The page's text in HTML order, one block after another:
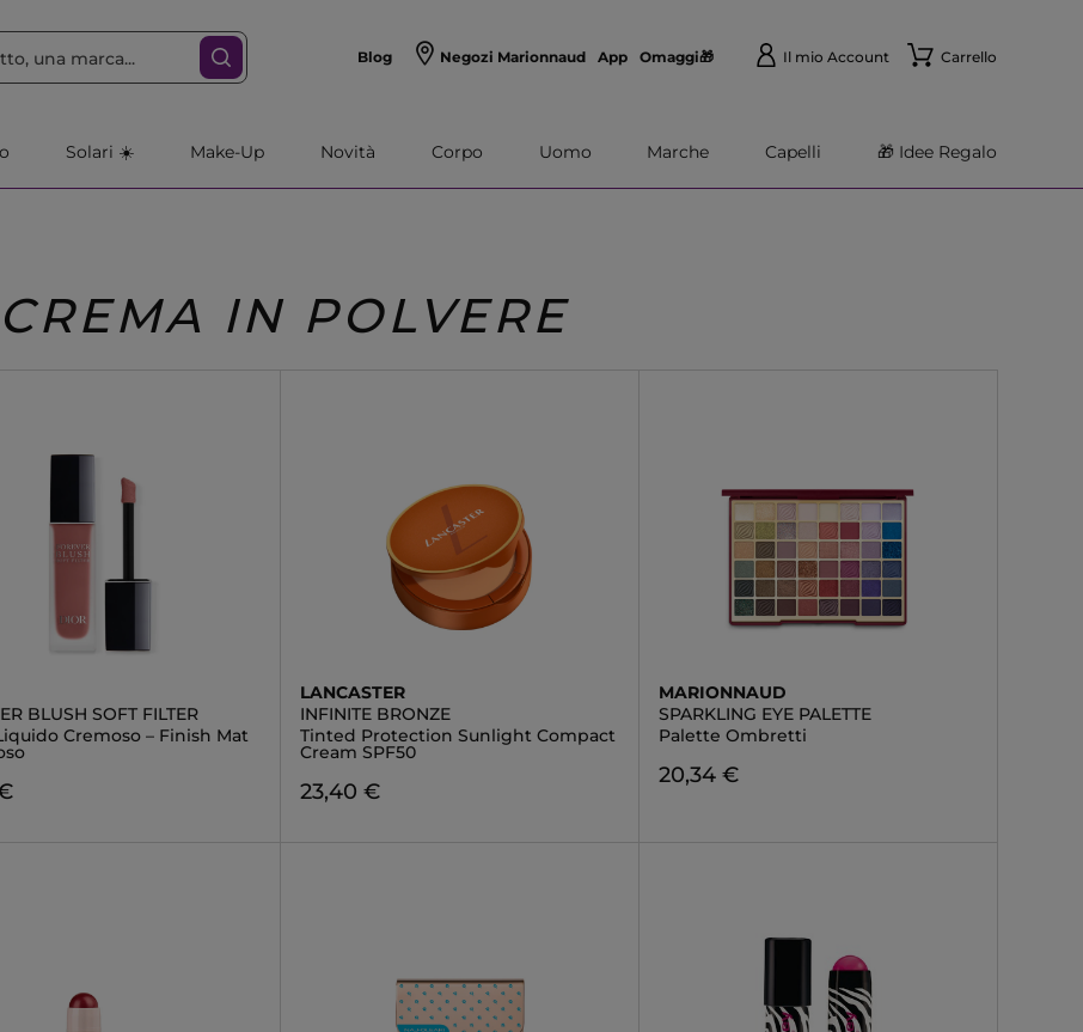
Blog Negozi Marionnaud App Omaggi🎁 Il mio Account Carrello
Solari ☀️ Make-Up Novità Corpo Uomo Marche Capelli 🎁 Idee Regalo
CREMA IN POLVERE
BLUSH SOFT FILTER
Cremoso – Finish Mat
LANCASTER
INFINITE BRONZE
Tinted Protection Sunlight Compact
Cream SPF50
23,40 €
MARIONNAUD
SPARKLING EYE PALETTE
Palette Ombretti
20,34 €